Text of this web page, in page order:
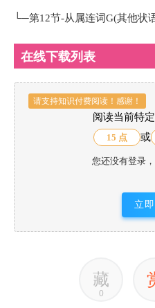
└─第12节-从属连词G(其他状
在线下载列表
请支持知识付费阅读！感谢！
阅读当前特
15 点 或
您还没有登录
立
藏
0